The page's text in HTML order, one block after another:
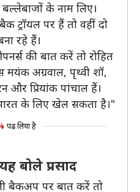
के नाम लिए।
ट्रॉयल पर हैं तो वहीं दो
रहे हैं।
की बात करें तो रोहित
अग्रवाल, पृथ्वी शॉ,
और प्रियांक पांचाल हैं।
के लिए खेल सकता है।"
पढ़ लिया है
बोले प्रसाद
बैकअप पर बात करें तो